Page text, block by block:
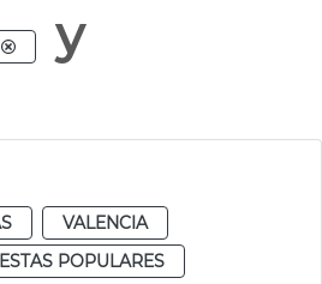
y
VALENCIA
POPULARES